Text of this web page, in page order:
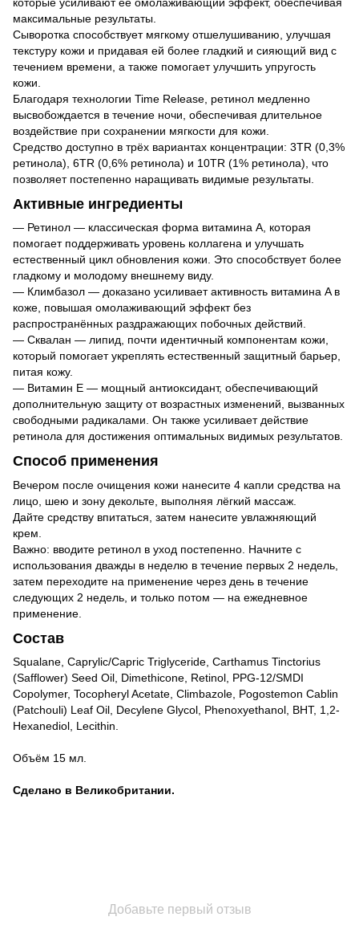
максимальные результаты.
Сыворотка способствует мягкому отшелушиванию, улучшая
текстуру кожи и придавая ей более гладкий и сияющий вид с
течением времени, а также помогает улучшить упругость
кожи.
Благодаря технологии Time Release, ретинол медленно
высвобождается в течение ночи, обеспечивая длительное
воздействие при сохранении мягкости для кожи.
Средство доступно в трёх вариантах концентрации: 3TR (0,3%
ретинола), 6TR (0,6% ретинола) и 10TR (1% ретинола), что
позволяет постепенно наращивать видимые результаты.
Активные ингредиенты
— Ретинол — классическая форма витамина A, которая
помогает поддерживать уровень коллагена и улучшать
естественный цикл обновления кожи. Это способствует более
гладкому и молодому внешнему виду.
— Климбазол — доказано усиливает активность витамина A в
коже, повышая омолаживающий эффект без
распространённых раздражающих побочных действий.
— Сквалан — липид, почти идентичный компонентам кожи,
который помогает укреплять естественный защитный барьер,
питая кожу.
— Витамин E — мощный антиоксидант, обеспечивающий
дополнительную защиту от возрастных изменений, вызванных
свободными радикалами. Он также усиливает действие
ретинола для достижения оптимальных видимых результатов.
Способ применения
Вечером после очищения кожи нанесите 4 капли средства на
лицо, шею и зону декольте, выполняя лёгкий массаж.
Дайте средству впитаться, затем нанесите увлажняющий
крем.
Важно: вводите ретинол в уход постепенно. Начните с
использования дважды в неделю в течение первых 2 недель,
затем переходите на применение через день в течение
следующих 2 недель, и только потом — на ежедневное
применение.
Состав
Squalane, Caprylic/Capric Triglyceride, Carthamus Tinctorius
(Safflower) Seed Oil, Dimethicone, Retinol, PPG-12/SMDI
Copolymer, Tocopheryl Acetate, Climbazole, Pogostemon Cablin
(Patchouli) Leaf Oil, Decylene Glycol, Phenoxyethanol, BHT, 1,2-
Hexanediol, Lecithin.
Объём 15 мл.
Сделано в Великобритании.
Добавьте первый отзыв